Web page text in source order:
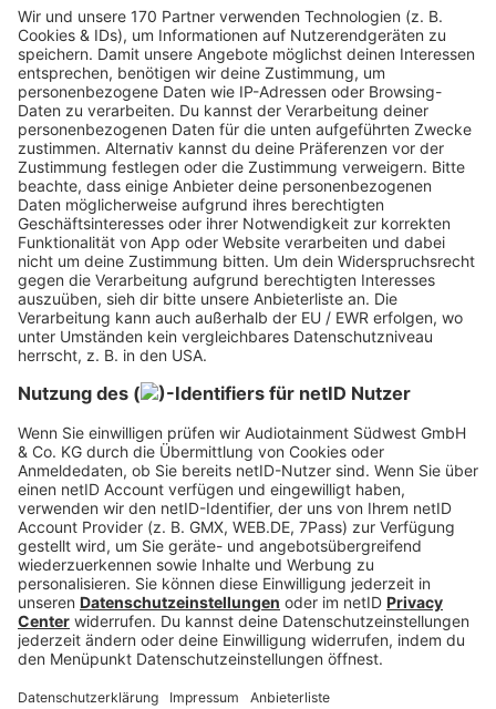
Psychologie
Hier findest Du alles rund um das
Thema Psychologie.
MEHR LESEN
Antoni Shkraba, pexels
Motivation und
Selbstmanagement
Hier findest Du alles rund um die
Themen Motivation und
Selbstmanagement.